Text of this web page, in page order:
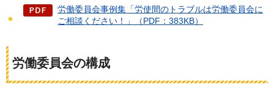
労働委員会事例集「労使間のトラブルは労働委員会に
ご相談ください！」（PDF：383KB）
労働委員会の構成